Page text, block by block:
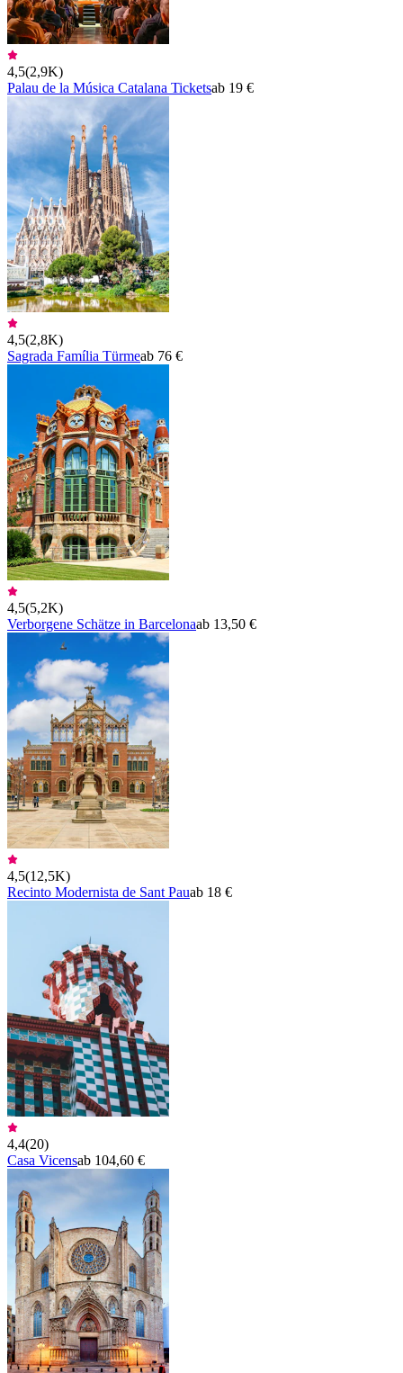
4,5(2,9K)
Palau de la Música Catalana Ticketsab 19 €
4,5(2,8K)
Sagrada Família Türmeab 76 €
4,5(5,2K)
Verborgene Schätze in Barcelonaab 13,50 €
4,5(12,5K)
Recinto Modernista de Sant Pauab 18 €
4,4(20)
Casa Vicensab 104,60 €